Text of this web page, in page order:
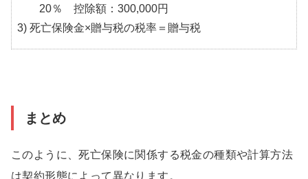
20％ 控除額：300,000円
3) 死亡保険金×贈与税の税率＝贈与税
まとめ
このように、死亡保険に関係する税金の種類や計算方法
は契約形態によって異なります。